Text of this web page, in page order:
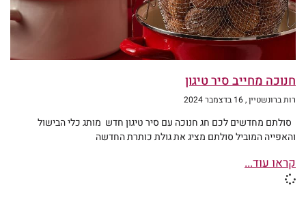
חנוכה מחייב סיר טיגון
רות ברונשטיין 16 בדצמבר 2024
סולתם מחדשים לכם חג חנוכה עם סיר טיגון חדש מותג כלי הבישול
והאפייה המוביל סולתם מציג את גולת כותרת החדשה
קראו עוד...